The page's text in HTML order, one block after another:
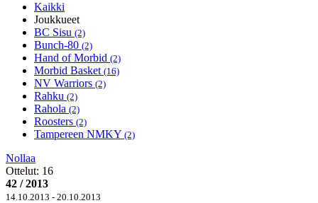
Kaikki
Joukkueet
BC Sisu (2)
Bunch-80 (2)
Hand of Morbid (2)
Morbid Basket (16)
NV Warriors (2)
Rahku (2)
Rahola (2)
Roosters (2)
Tampereen NMKY (2)
Nollaa
Ottelut: 16
42 / 2013
14.10.2013 - 20.10.2013